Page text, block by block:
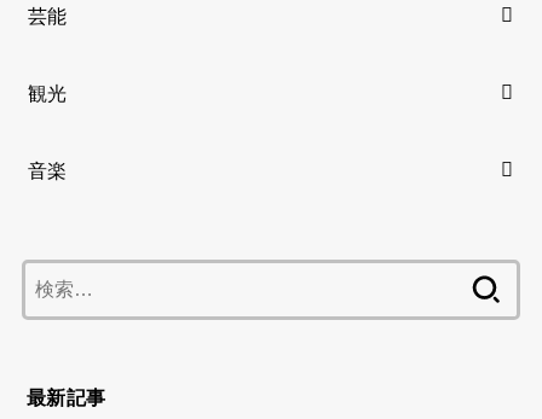
芸能
観光
音楽
索:
最新記事